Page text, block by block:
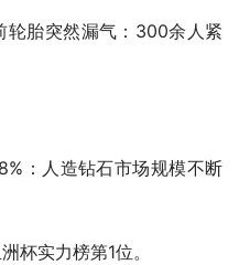
轮胎突然漏气：300余人紧
：人造钻石市场规模不断
杯实力榜第1位。